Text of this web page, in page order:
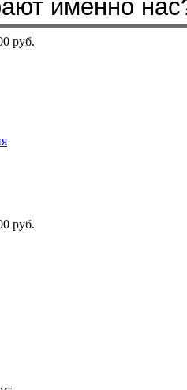
руб.
руб.
мы
именно